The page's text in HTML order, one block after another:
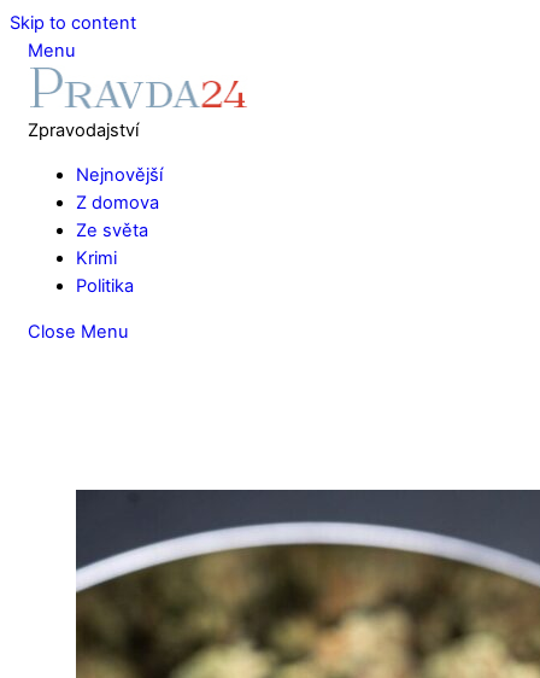
Skip to content
Menu
Zpravodajství
Nejnovější
Z domova
Ze světa
Krimi
Politika
Close Menu